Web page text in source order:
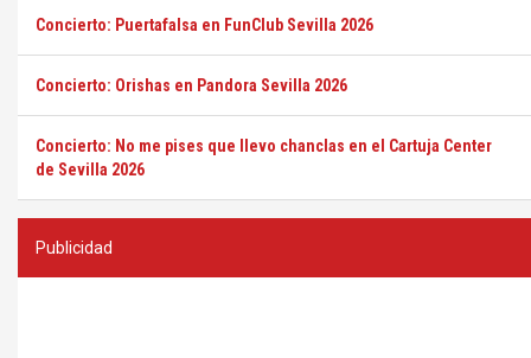
Concierto: Puertafalsa en FunClub Sevilla 2026
Concierto: Orishas en Pandora Sevilla 2026
Concierto: No me pises que llevo chanclas en el Cartuja Center
de Sevilla 2026
Publicidad